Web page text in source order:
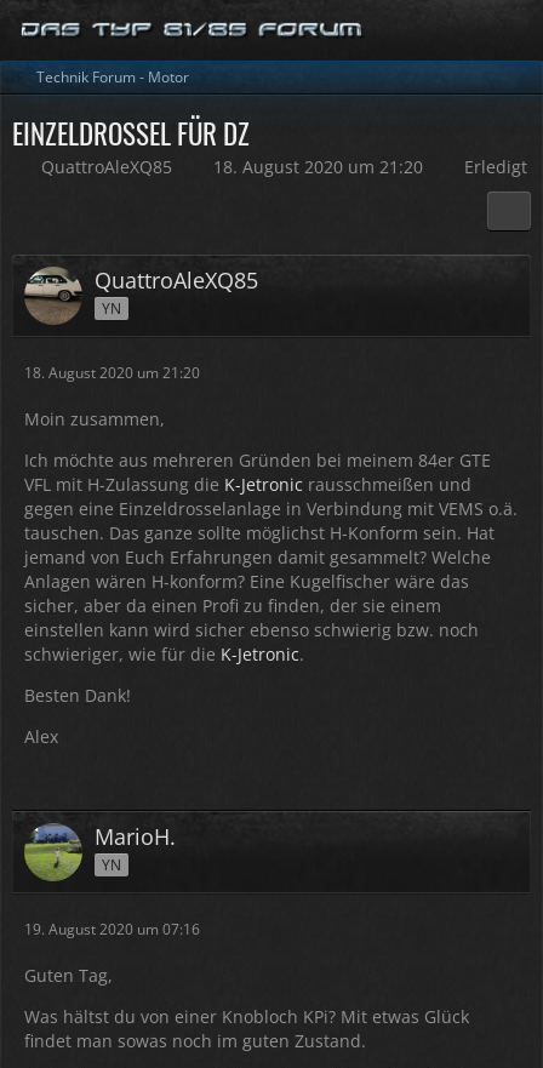
Technik Forum - Motor
EINZELDROSSEL FÜR DZ
QuattroAleXQ85 18. August 2020 um 21:20 Erledigt
QuattroAleXQ85
YN
18. August 2020 um 21:20
Moin zusammen,
Ich möchte aus mehreren Gründen bei meinem 84er GTE
VFL mit H-Zulassung die K-Jetronic rausschmeißen und
gegen eine Einzeldrosselanlage in Verbindung mit VEMS o.ä.
tauschen. Das ganze sollte möglichst H-Konform sein. Hat
jemand von Euch Erfahrungen damit gesammelt? Welche
Anlagen wären H-konform? Eine Kugelfischer wäre das
sicher, aber da einen Profi zu finden, der sie einem
einstellen kann wird sicher ebenso schwierig bzw. noch
schwieriger, wie für die K-Jetronic.
Besten Dank!
Alex
MarioH.
YN
19. August 2020 um 07:16
Guten Tag,
Was hältst du von einer Knobloch KPi? Mit etwas Glück
findet man sowas noch im guten Zustand.